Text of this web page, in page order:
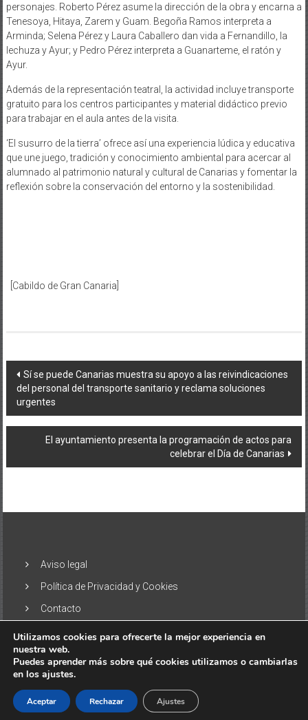
personajes. Roberto Pérez asume la dirección de la obra y encarna a
Tenesoya, Hitaya, Zarem y Guam. Begoña Ramos interpreta a
Arminda; Selena Pérez y Laura Caballero dan vida a Fernandillo, la
lechuza y Ayur; y Pedro Pérez interpreta a Guanarteme, el ratón y
Ayur.
Además de la representación teatral, la actividad incluye transporte
gratuito para los centros participantes y material didáctico previo
para trabajar en el aula antes de la visita.
‘El susurro de la tierra’ ofrece así una experiencia lúdica y educativa
que une juego, tradición y conocimiento ambiental para acercar al
alumnado al patrimonio natural y cultural de Canarias y fomentar la
reflexión sobre la conservación del entorno y la sostenibilidad.
[Cabildo de Gran Canaria]
Navegación
de
entradas
Sí se puede Canarias muestra su apoyo a las reivindicaciones
del personal del transporte sanitario y reclama soluciones
urgentes
El ayuntamiento presenta la programación de actos para
celebrar el Día de Canarias
Aviso legal
Política de Privacidad y Cookies
Contacto
Copyright © 2026
los derechos reservados. Tema:
ColorNews
Funciona gracias aWordPress
Utilizamos cookies para ofrecerte la mejor experiencia en
nuestra web.
Puedes aprender más sobre qué cookies utilizamos o cambiarlas
en los ajustes.
Aceptar Rechazar Ajustes